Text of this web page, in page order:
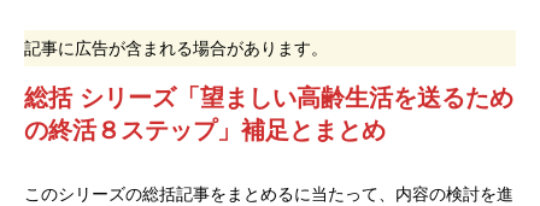
記事に広告が含まれる場合があります。
総括 シリーズ「望ましい高齢生活を送るため
の終活８ステップ」補足とまとめ
このシリーズの総括記事をまとめるに当たって、内容の検討を進